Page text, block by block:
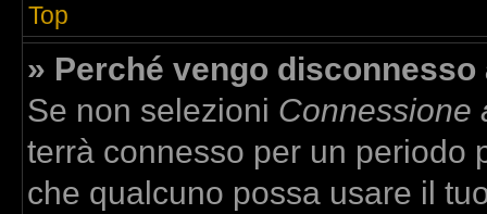
Top
» Perché vengo
Se non selezioni Connessione
terrà connesso per un periodo
che qualcuno possa usare il